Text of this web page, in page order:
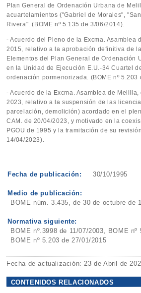
Plan General de Ordenación Urbana de
acuartelamientos ("Gabriel de Morales",
Rivera". (BOME nº 5.135 de 3/06/2014).
- Acuerdo del Pleno de la Excma. Asamblea
2015, relativo a la aprobación definitiva de
Elementos del Plan General de Ordenación
en la Unidad de Ejecución E.U.-34 Cuartel
ordenación pormenorizada. (BOME nº 5.203
- Acuerdo de la Excma. Asamblea de
2023, relativo a la suspensión de las
parcelación, demolición) acordado en el
CAM. de 20/04/2023, y motivado en la
PGOU de 1995 y la tramitación de su
14/04/2023).
Fecha de publicación: 30/10/1995
Medio de publicación:
BOME núm. 3.435, de 30 de octubre de
Normativa siguiente:
BOME nº.3998 de 11/07/2003, BOME
BOME nº 5.203 de 27/01/2015
Fecha de actualización: 23 de Abril de
CONTENIDOS RELACIONADOS